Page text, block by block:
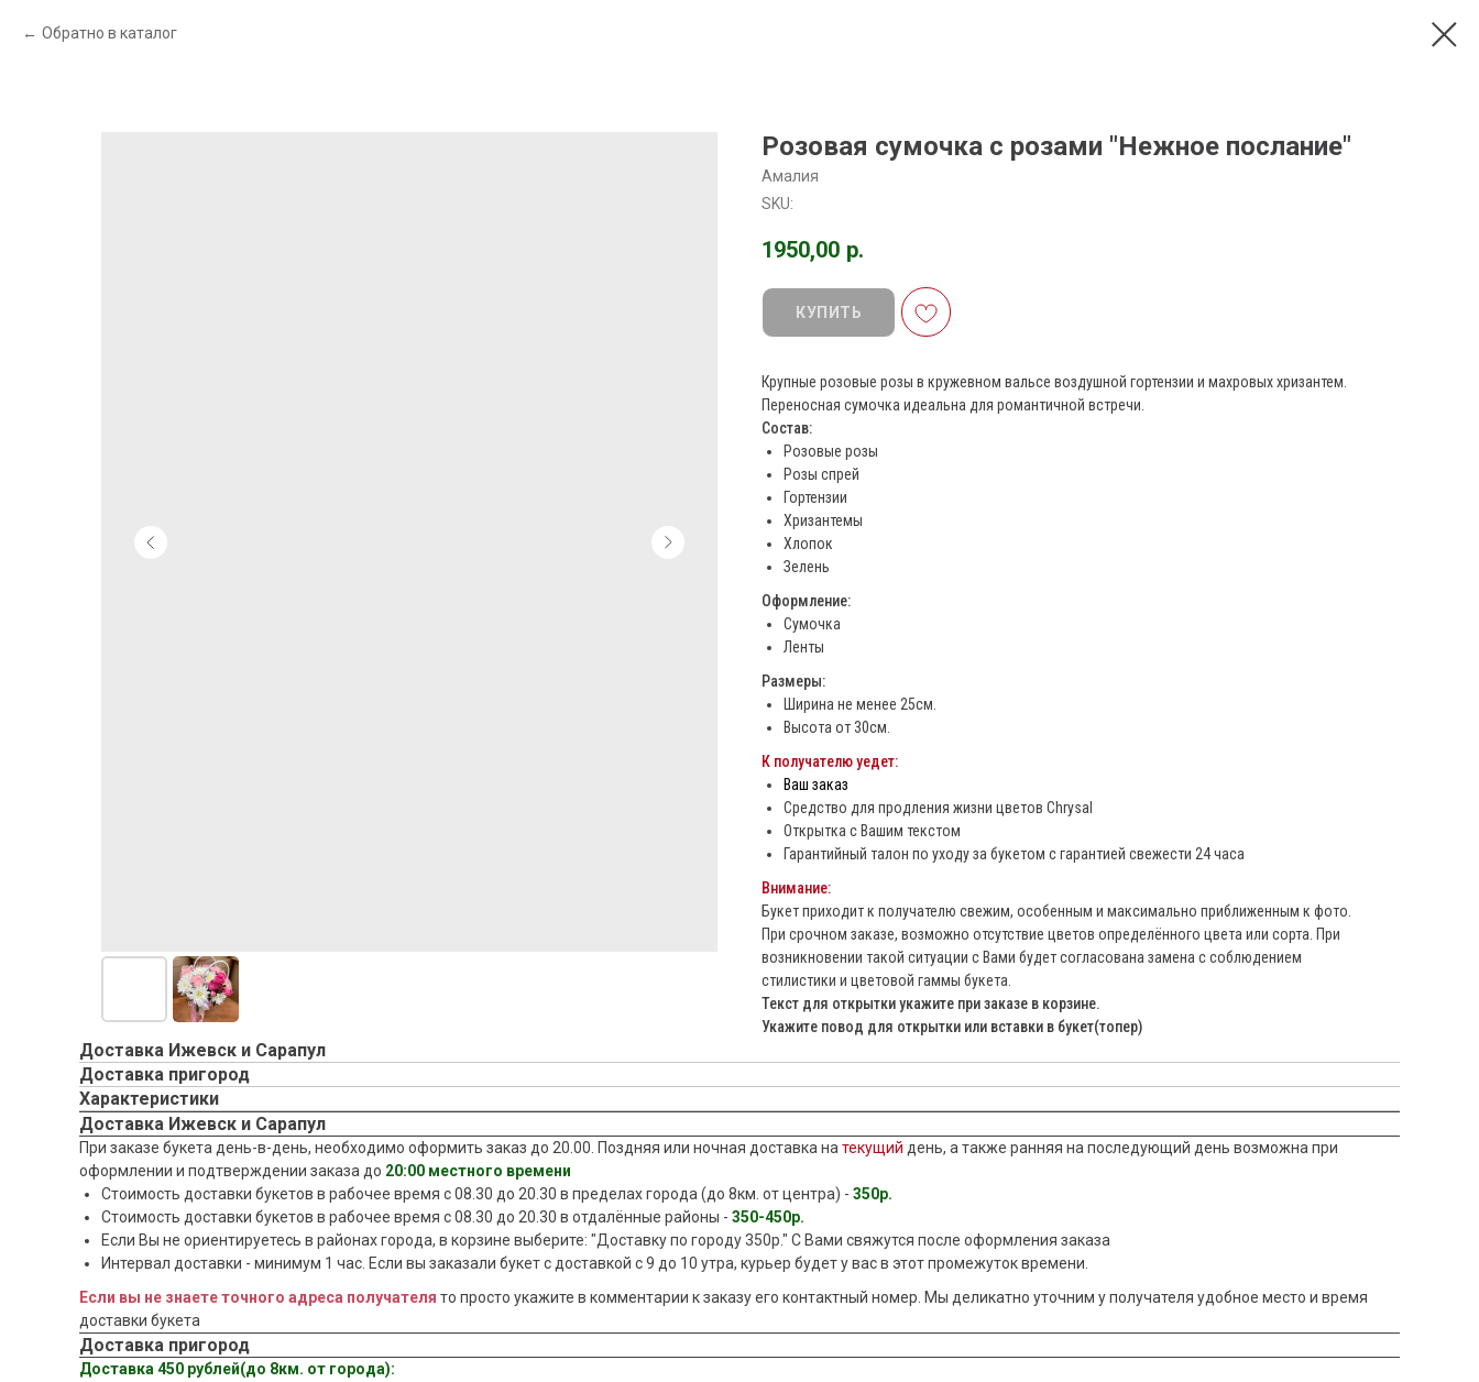
Обратно в каталог
Розовая сумочка с розами "Нежное послание"
Амалия
SKU:
1950,00 р.
КУПИТЬ
Крупные розовые розы в кружевном вальсе воздушной гортензии и махровых хризантем.
Переносная сумочка идеальна для романтичной встречи.
Состав:
Розовые розы
Розы спрей
Гортензии
Хризантемы
Хлопок
Зелень
Оформление:
Сумочка
Ленты
Размеры:
Ширина не менее 25см.
Высота от 30см.
К получателю уедет:
Ваш заказ
Средство для продления жизни цветов Chrysal
Открытка с Вашим текстом
Гарантийный талон по уходу за букетом с гарантией свежести 24 часа
Внимание:
Букет приходит к получателю свежим, особенным и максимально приближенным к фото.
При срочном заказе, возможно отсутствие цветов определённого цвета или сорта. При
возникновении такой ситуации с Вами будет согласована замена с соблюдением
стилистики и цветовой гаммы букета.
Текст для открытки укажите при заказе в корзине.
Укажите повод для открытки или вставки в букет(топер)
Доставка Ижевск и Сарапул
Доставка пригород
Характеристики
Доставка Ижевск и Сарапул
При заказе букета день-в-день, необходимо оформить заказ до 20.00. Поздняя или ночная доставка натекущий день, а также ранняя на последующий день возможна при
оформлении и подтверждении заказа до 20:00 местного времени
Стоимость доставки букетов в рабочее время c 08.30 до 20.30 в пределах города (до 8км. от центра) - 350р.
Стоимость доставки букетов в рабочее время c 08.30 до 20.30 в отдалённые районы - 350-450р.
Если Вы не ориентируетесь в районах города, в корзине выберите: "Доставку по городу 350р." С Вами свяжутся после оформления заказа
Интервал доставки - минимум 1 час. Если вы заказали букет с доставкой с 9 до 10 утра, курьер будет у вас в этот промежуток времени.
Если вы не знаете точного адреса получателя то просто укажите в комментарии к заказу его контактный номер. Мы деликатно уточним у получателя удобное место и время
доставки букета
Доставка пригород
Доставка 450 рублей(до 8км. от города):